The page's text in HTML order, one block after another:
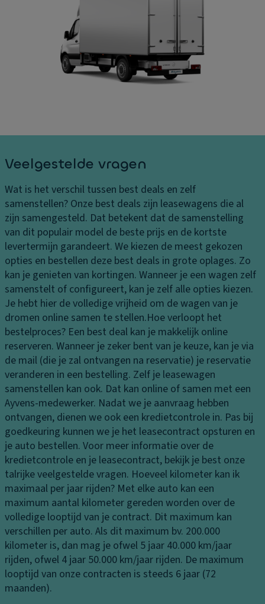
e
er
g
s
k
o
st
e
n
K
o
pl
a
m
p
e
n
K
o
pl
a
m
p
b
e
di
e
ni
n
g
e
n
L
a
k
H
a
n
d
s
c
h
o
e
n
k
a
st
je
G
e
k
o
el
d
e
b
er
gi
n
kt
r
o
ni
s
c
h
e
tr
a
ct
ie
c
o
n
tr
ol
e
T
ra
n
s
m
is
si
e
S
t
a
bi
lit
Veelgestelde vragen
Wat is het verschil tussen best deals en zelf
samenstellen? Onze best deals zijn leasewagens die al
zijn samengesteld. Dat betekent dat de samenstelling
van dit populair model de beste prijs en de kortste
levertermijn garandeert. We kiezen de meest gekozen
opties en bestellen deze best deals in grote oplages. Zo
kan je genieten van kortingen. Wanneer je een wagen zelf
samenstelt of configureert, kan je zelf alle opties kiezen.
Je hebt hier de volledige vrijheid om de wagen van je
dromen online samen te stellen.Hoe verloopt het
bestelproces? Een best deal kan je makkelijk online
reserveren. Wanneer je zeker bent van je keuze, kan je via
de mail (die je zal ontvangen na reservatie) je reservatie
veranderen in een bestelling. Zelf je leasewagen
samenstellen kan ook. Dat kan online of samen met een
Ayvens-medewerker. Nadat we je aanvraag hebben
ontvangen, dienen we ook een kredietcontrole in. Pas bij
goedkeuring kunnen we je het leasecontract opsturen en
je auto bestellen. Voor meer informatie over de
kredietcontrole en je leasecontract, bekijk je best onze
talrijke veelgestelde vragen. Hoeveel kilometer kan ik
maximaal per jaar rijden? Met elke auto kan een
maximum aantal kilometer gereden worden over de
volledige looptijd van je contract. Dit maximum kan
verschillen per auto. Als dit maximum bv. 200.000
kilometer is, dan mag je ofwel 5 jaar 40.000 km/jaar
rijden, ofwel 4 jaar 50.000 km/jaar rijden. De maximum
looptijd van onze contracten is steeds 6 jaar (72
maanden).